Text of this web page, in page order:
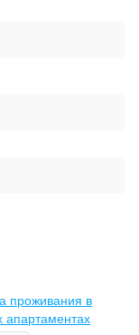
проживания в
апартаментах